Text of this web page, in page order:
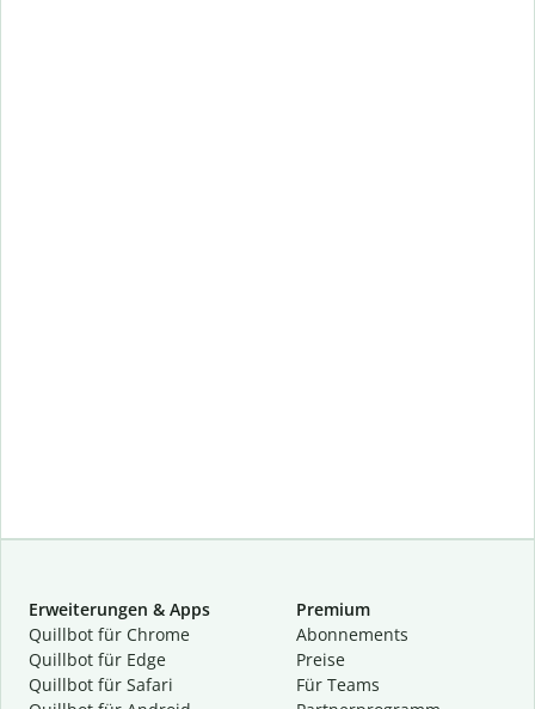
Erweiterungen & Apps
Quillbot für Chrome
Quillbot für Edge
Quillbot für Safari
Premium
Abon­ne­ments
Preise
Für Teams